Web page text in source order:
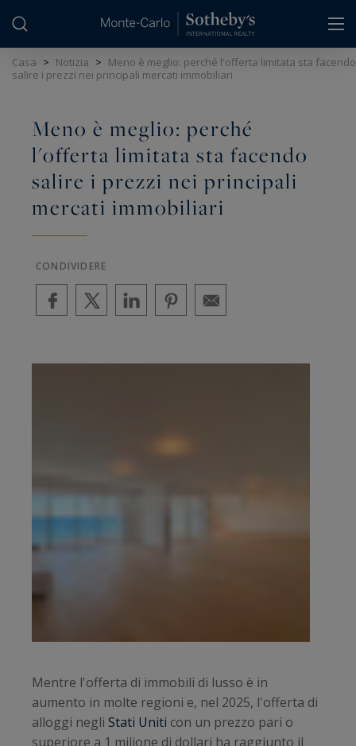
Casa > Notizia > Meno è meglio: perché l'offerta limitata sta facendo
salire i prezzi nei principali mercati immobiliari
Meno è meglio: perché
l'offerta limitata sta facendo
salire i prezzi nei principali
mercati immobiliari
CONDIVIDERE
Mentre l'offerta di immobili di lusso è in
aumento in molte regioni e, nel 2025, l'offerta di
alloggi negli Stati Uniti con un prezzo pari o
superiore a 1 milione di dollari ha raggiunto il